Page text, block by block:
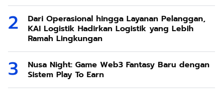
Dari Operasional hingga Layanan Pelanggan,
KAI Logistik Hadirkan Logistik yang Lebih
Ramah Lingkungan
Nusa Night: Game Web3 Fantasy Baru dengan
Sistem Play To Earn